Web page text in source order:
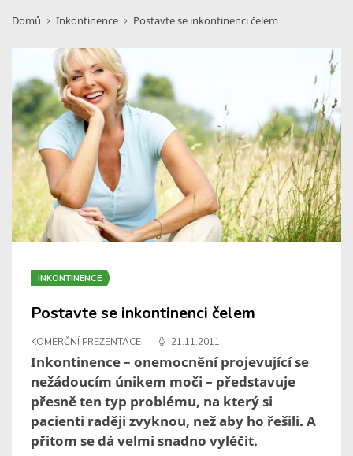
Domů Inkontinence Postavte se inkontinenci čelem
INKONTINENCE
Postavte se inkontinenci čelem
KOMERČNÍ PREZENTACE 21.11.2011
Inkontinence – onemocnění projevující se
nežádoucím únikem moči – představuje
přesně ten typ problému, na který si
pacienti raději zvyknou, než aby ho řešili. A
přitom se dá velmi snadno vyléčit.